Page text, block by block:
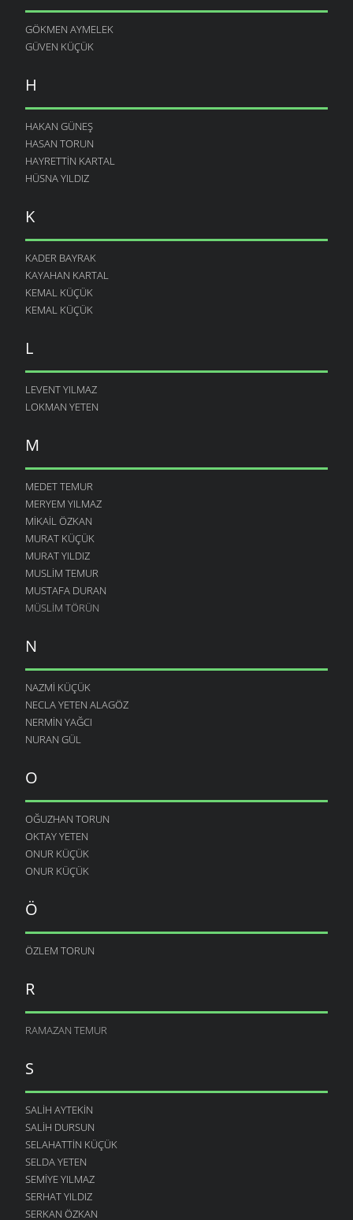
GÖKMEN AYMELEK
GÜVEN KÜÇÜK
H
HAKAN GÜNEŞ
HASAN TORUN
HAYRETTIN KARTAL
HÜSNA YILDIZ
K
KADER BAYRAK
KAYAHAN KARTAL
KEMAL KÜÇÜK
KEMAL KÜÇÜK
L
LEVENT YILMAZ
LOKMAN YETEN
M
MEDET TEMUR
MERYEM YILMAZ
MIKAIL ÖZKAN
MURAT KÜÇÜK
MURAT YILDIZ
MUSLIM TEMUR
MUSTAFA DURAN
MÜSLIM TÖRÜN
N
NAZMI KÜÇÜK
NECLA YETEN ALAGÖZ
NERMIN YAĞCI
NURAN GÜL
O
OĞUZHAN TORUN
OKTAY YETEN
ONUR KÜÇÜK
ONUR KÜÇÜK
Ö
ÖZLEM TORUN
R
RAMAZAN TEMUR
S
SALIH AYTEKIN
SALIH DURSUN
SELAHATTIN KÜÇÜK
SELDA YETEN
SEMIYE YILMAZ
SERHAT YILDIZ
SERKAN ÖZKAN